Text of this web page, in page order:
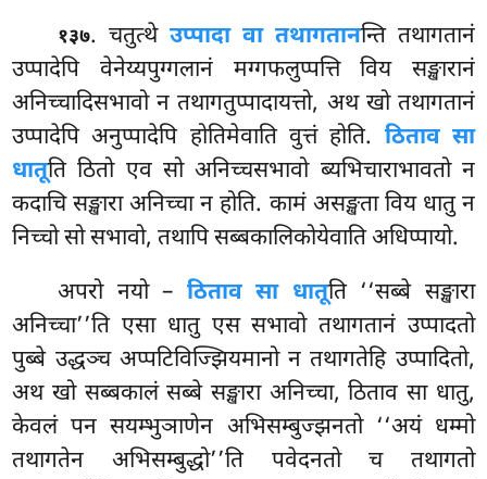
१३७. चतुत्थे उप्पादा वा तथागतानन्ति तथागतानं
उप्पादेपि वेनेय्यपुग्गलानं मग्गफलुप्पत्ति विय सङ्खारानं
अनिच्चादिसभावो न तथागतुप्पादायत्तो, अथ खो तथागतानं
उप्पादेपि अनुप्पादेपि होतिमेवाति वुत्तं होति. ठिताव सा
धातूति ठितो एव सो अनिच्चसभावो ब्यभिचाराभावतो न
कदाचि सङ्खारा अनिच्चा न होति. कामं असङ्खता विय धातु न
निच्चो सो सभावो, तथापि सब्बकालिकोयेवाति अधिप्पायो.
अपरो नयो – ठिताव सा धातूति ‘‘सब्बे सङ्खारा
अनिच्चा’’ति एसा धातु एस सभावो तथागतानं उप्पादतो
पुब्बे उद्धञ्च अप्पटिविज्झियमानो न तथागतेहि उप्पादितो,
अथ खो सब्बकालं सब्बे सङ्खारा अनिच्चा, ठिताव सा धातु,
केवलं पन सयम्भुञाणेन अभिसम्बुज्झनतो ‘‘अयं धम्मो
तथागतेन अभिसम्बुद्धो’’ति पवेदनतो च तथागतो